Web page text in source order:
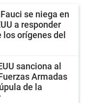
se niega en
a responder
orígenes del
sanciona al
Armadas
de la